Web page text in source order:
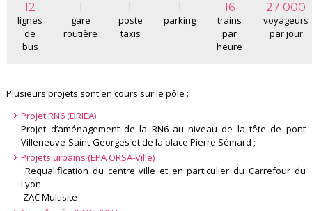
12
lignes
de
bus
1
gare
routière
1
poste
taxis
1
parking
16
trains
par
heure
27 000
voyageurs
par jour
Plusieurs projets sont en cours sur le pôle :
Projet RN6 (DRIEA)
Projet d’aménagement de la RN6 au niveau de la tête de pont
Villeneuve-Saint-Georges et de la place Pierre Sémard ;
Projets urbains (EPA ORSA-Ville)
Requalification du centre ville et en particulier du Carrefour du
Lyon
ZAC Multisite